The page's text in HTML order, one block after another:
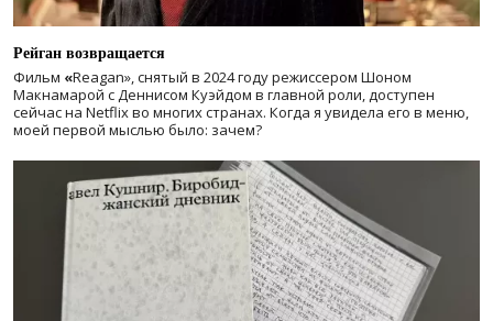
Рейган возвращается
Фильм «Reagan», снятый в 2024 годурежиссером Шоном
Макнамарой с Деннисом Куэйдом в главной роли, доступен
сейчас на Netflix во многих странах. Когда я увидела его в меню,
моей первой мыслью было: зачем?